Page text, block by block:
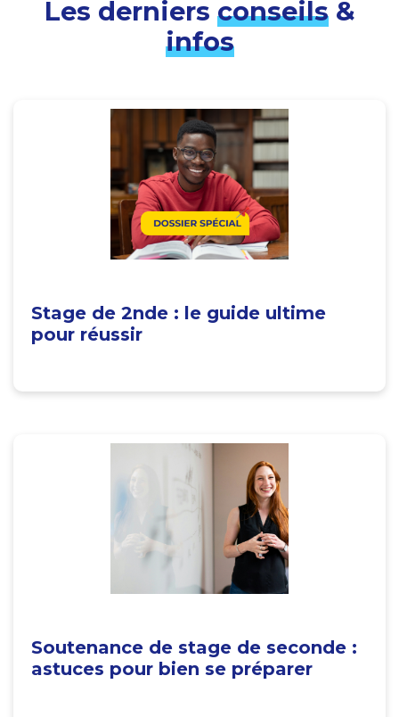
Les derniers conseils&
infos
Stage de 2nde : le guide ultime
pour réussir
Soutenance de stage de seconde :
astuces pour bien se préparer